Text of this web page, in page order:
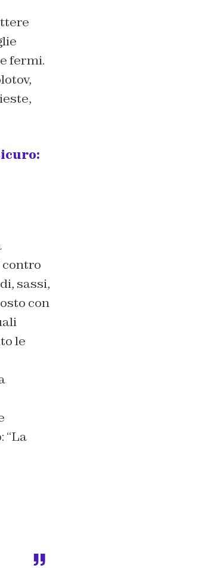
fermi.
contro
sassi,
con
le
“La